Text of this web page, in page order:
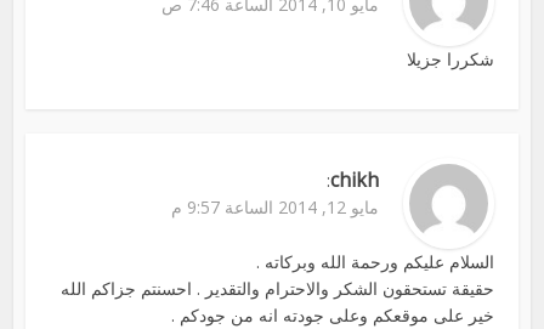
شكررا جزيلا
chikh
:
مايو 12, 2014 الساعة 9:57 م
السلام عليكم ورحمة الله وبركاته .
حقيقة تستحقون الشكر والاحترام والتقدير . احسنتم جزاكم الله
خير على موقعكم وعلى جودته انه من جودكم .